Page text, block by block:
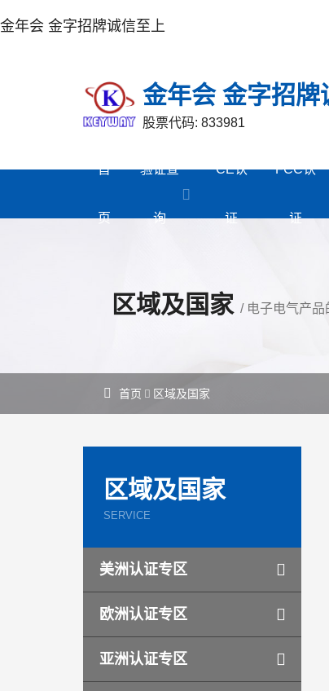
金年会 金字招牌诚信至上
金年会 金字招牌
股票代码: 833981
首
页
验证查
询
CE认
证
FCC认
证
区域及国家 / 电子电气产品
首页 区域及国家
区域及国家
SERVICE
美洲认证专区
欧洲认证专区
亚洲认证专区